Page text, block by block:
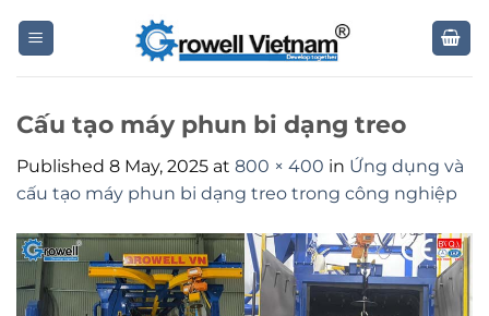
Cấu tạo máy phun bi dạng treo
Published 8 May, 2025 at 800 × 400 in Ứng dụng và
cấu tạo máy phun bi dạng treo trong công nghiệp